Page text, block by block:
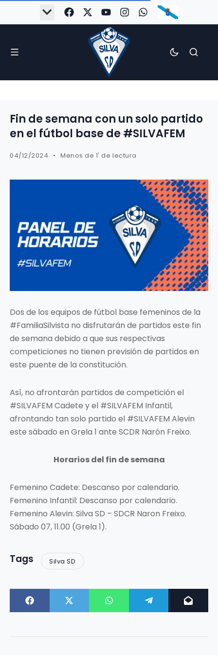
Fin de semana con un solo partido
en el fútbol base de #SILVAFEM
04/12/2024 Menos de 1' de lectura
Dos de los equipos de fútbol base femeninos de la
#FamiliaSilvista no disfrutarán de partidos este fin
de semana debido a que sus respectivas
competiciones no tienen previsión de partidos en
este puente de la constitución.
Así, no afrontarán partidos de competición el
#SILVAFEM Cadete y el #SILVAFEM Infantil,
afrontando tan solo partido el #SILVAFEM Alevin
este sábado en Grela 1 ante SCDR Narón Freixo.
Horarios del fin de semana
Femenino Cadete: Descanso por calendario.
Femenino Infantil: Descanso por calendario.
Femenino Alevin: Silva SD – SDCR Naron Freixo.
Sábado 07, 11.00 (Grela 1).
Tags Silva SD